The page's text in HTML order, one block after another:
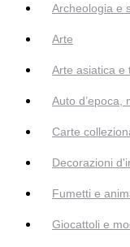
Archeologia e
Arte
Arte asiatica e
Auto d’epoca,
Carte
Decorazioni
Fumetti e
Giocattoli e